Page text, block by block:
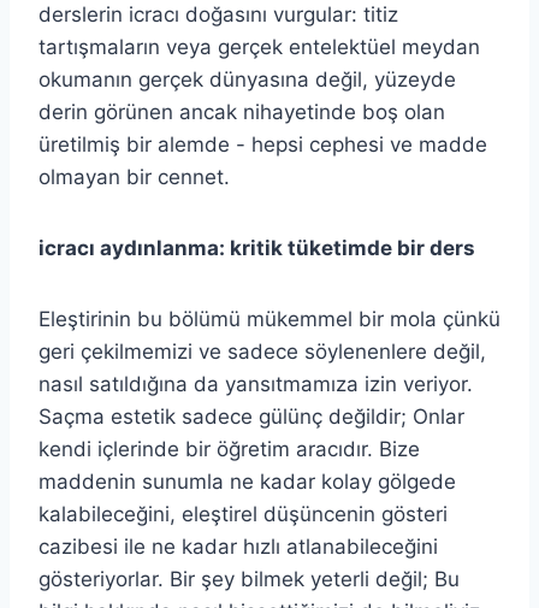
derslerin icracı doğasını vurgular: titiz
tartışmaların veya gerçek entelektüel meydan
okumanın gerçek dünyasına değil, yüzeyde
derin görünen ancak nihayetinde boş olan
üretilmiş bir alemde - hepsi cephesi ve madde
olmayan bir cennet.
icracı aydınlanma: kritik tüketimde bir ders
Eleştirinin bu bölümü mükemmel bir mola çünkü
geri çekilmemizi ve sadece söylenenlere değil,
nasıl satıldığına da yansıtmamıza izin veriyor.
Saçma estetik sadece gülünç değildir; Onlar
kendi içlerinde bir öğretim aracıdır. Bize
maddenin sunumla ne kadar kolay gölgede
kalabileceğini, eleştirel düşüncenin gösteri
cazibesi ile ne kadar hızlı atlanabileceğini
gösteriyorlar. Bir şey bilmek yeterli değil; Bu